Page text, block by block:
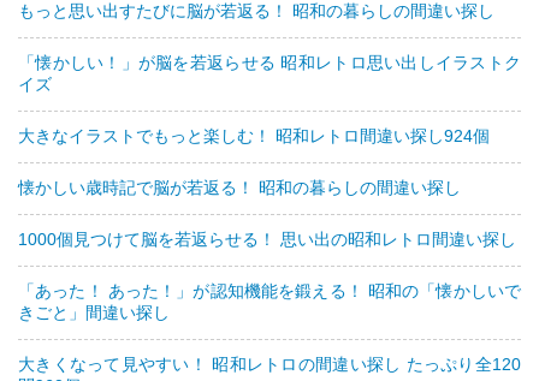
もっと思い出すたびに脳が若返る！ 昭和の暮らしの間違い探し
「懐かしい！」が脳を若返らせる 昭和レトロ思い出しイラストク
イズ
大きなイラストでもっと楽しむ！ 昭和レトロ間違い探し924個
懐かしい歳時記で脳が若返る！ 昭和の暮らしの間違い探し
1000個見つけて脳を若返らせる！ 思い出の昭和レトロ間違い探し
「あった！ あった！」が認知機能を鍛える！ 昭和の「懐かしいで
きごと」間違い探し
大きくなって見やすい！ 昭和レトロの間違い探し たっぷり全120